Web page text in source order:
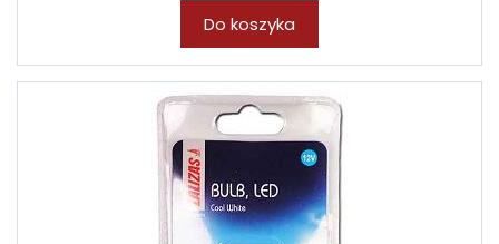
Do koszyka